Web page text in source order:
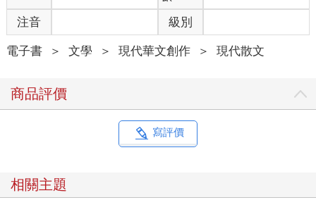
注音 級別
電子書 ＞ 文學 ＞ 現代華文創作 ＞ 現代散文
商品評價
寫評價
相關主題